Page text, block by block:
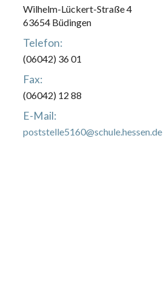
Wilhelm-Lückert-Straße 4
63654 Büdingen
Telefon:
(06042) 36 01
Fax:
(06042) 12 88
E-Mail:
poststelle5160@schule.hessen.de